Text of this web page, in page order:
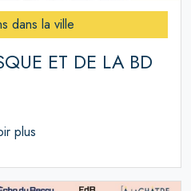
dans la ville
ET DE LA BD
plus